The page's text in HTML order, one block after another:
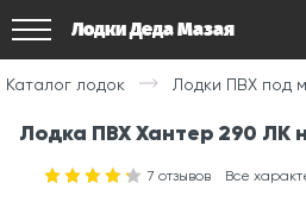
Лодки Деда Мазая
Каталог лодок Лодки ПВХ под
Лодка ПВХ Хантер 290 ЛК
7 отзывов Все